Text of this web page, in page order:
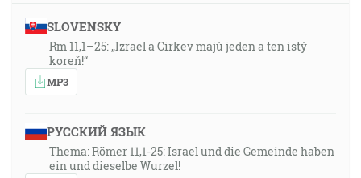
SLOVENSKY
Rm 11,1–25: „Izrael a Cirkev majú jeden a ten istý
koreň!“
MP3
РУССКИЙ ЯЗЫК
Thema: Römer 11,1-25: Israel und die Gemeinde haben
ein und dieselbe Wurzel!